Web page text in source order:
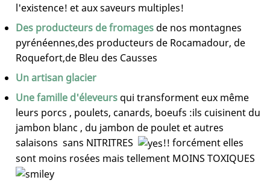
l'existence! et aux saveurs multiples!
Des producteurs de fromages de nos montagnes
pyrénéennes,des producteurs de Rocamadour, de
Roquefort,de Bleu des Causses
Un artisan glacier
Une famille d'éleveurs qui transforment eux même
leurs porcs , poulets, canards, boeufs :ils cuisinent du
jambon blanc , du jambon de poulet et autres
salaisons sans NITRITRES
!! forcément elles
sont moins rosées mais tellement MOINS TOXIQUES